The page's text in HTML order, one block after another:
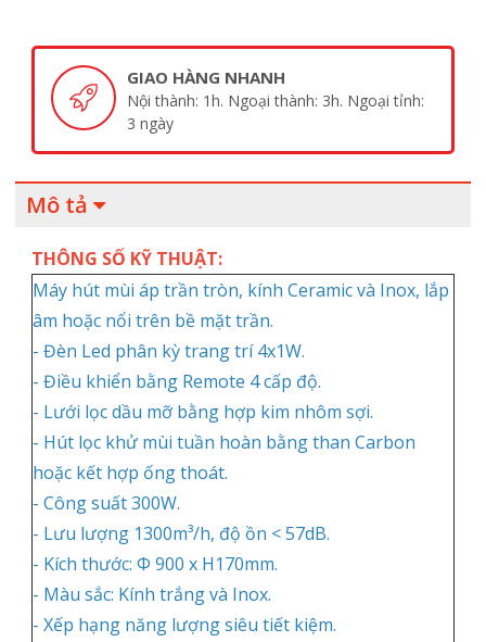
GIAO HÀNG NHANH
Nội thành: 1h. Ngoại thành: 3h. Ngoại tỉnh:
3 ngày
Mô tả
THÔNG SỐ KỸ THUẬT:
Máy hút mùi áp trần tròn, kính Ceramic và Inox, lắp
âm hoặc nổi trên bề mặt trần.
- Đèn Led phân kỳ trang trí 4x1W.
- Điều khiển bằng Remote 4 cấp độ.
- Lưới lọc dầu mỡ bằng hợp kim nhôm sợi.
- Hút lọc khử mùi tuần hoàn bằng than Carbon
hoặc kết hợp ống thoát.
- Công suất 300W.
- Lưu lượng 1300m³/h, độ ồn < 57dB.
- Kích thước: Ф 900 x H170mm.
- Màu sắc: Kính trắng và Inox.
- Xếp hạng năng lượng siêu tiết kiệm.